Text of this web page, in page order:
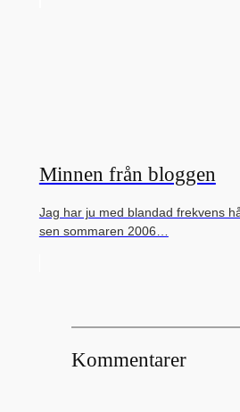
Minnen från bloggen
Jag har ju med blandad frekvens
sen sommaren 2006…
Kommentarer